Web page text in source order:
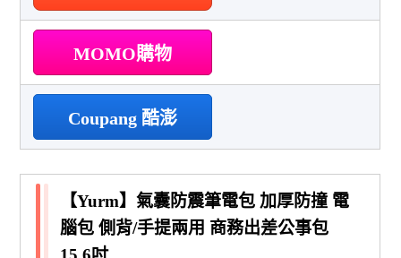
MOMO購物
Coupang 酷澎
【Yurm】氣囊防震筆電包 加厚防撞 電
腦包 側背/手提兩用 商務出差公事包